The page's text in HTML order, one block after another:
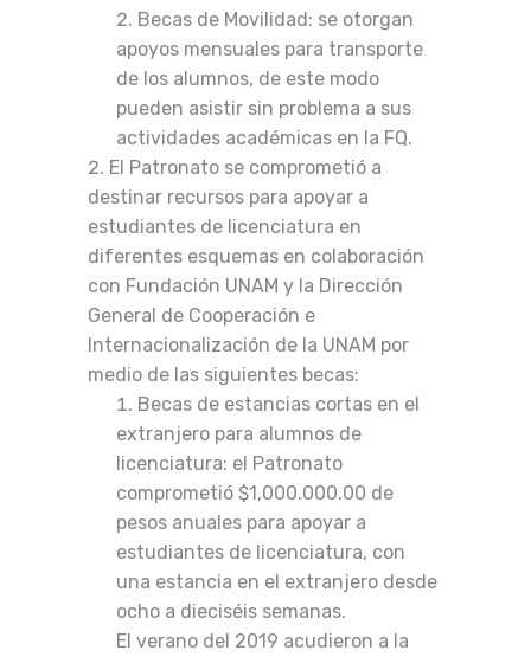
Becas de Movilidad: se otorgan
apoyos mensuales para transporte
de los alumnos, de este modo
pueden asistir sin problema a sus
actividades académicas en la FQ.
El Patronato se comprometió a
destinar recursos para apoyar a
estudiantes de licenciatura en
diferentes esquemas en colaboración
con Fundación UNAM y la Dirección
General de Cooperación e
Internacionalización de la UNAM por
medio de las siguientes becas:
Becas de estancias cortas en el
extranjero para alumnos de
licenciatura: el Patronato
comprometió $1,000.000.00 de
pesos anuales para apoyar a
estudiantes de licenciatura, con
una estancia en el extranjero desde
ocho a dieciséis semanas.
El verano del 2019 acudieron a la